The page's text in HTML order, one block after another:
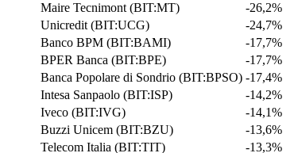
Maire Tecnimont (BIT:MT)
-26,2%
Unicredit (BIT:UCG)
-24,7%
Banco BPM (BIT:BAMI)
-17,7%
BPER Banca (BIT:BPE)
-17,7%
Banca Popolare di Sondrio (BIT:BPSO) -17,4%
Intesa Sanpaolo (BIT:ISP)
-14,2%
Iveco (BIT:IVG)
-14,1%
Buzzi Unicem (BIT:BZU)
-13,6%
Telecom Italia (BIT:TIT)
-13,3%